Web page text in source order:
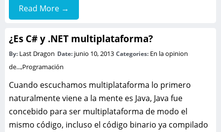
Read More →
¿Es C# y .NET multiplataforma?
By: Last Dragon Date: junio 10, 2013 Categories: En la opinion
de...,Programación
Cuando escuchamos multiplataforma lo primero
naturalmente viene a la mente es Java, Java fue
concebido para ser multiplataforma de modo el
mismo código, incluso el código binario ya compilado